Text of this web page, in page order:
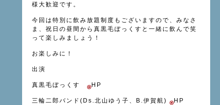
様大歓迎です。
今回は特別に飲み放題制度もございますので、みなさ
ま、祝日の昼間から真黒毛ぼっくすと一緒に飲んで笑
って楽しみましょう！
お楽しみに！
出演
真黒毛ぼっくす HP
三輪二郎バンド(Ds.北山ゆう子、B.伊賀航) HP